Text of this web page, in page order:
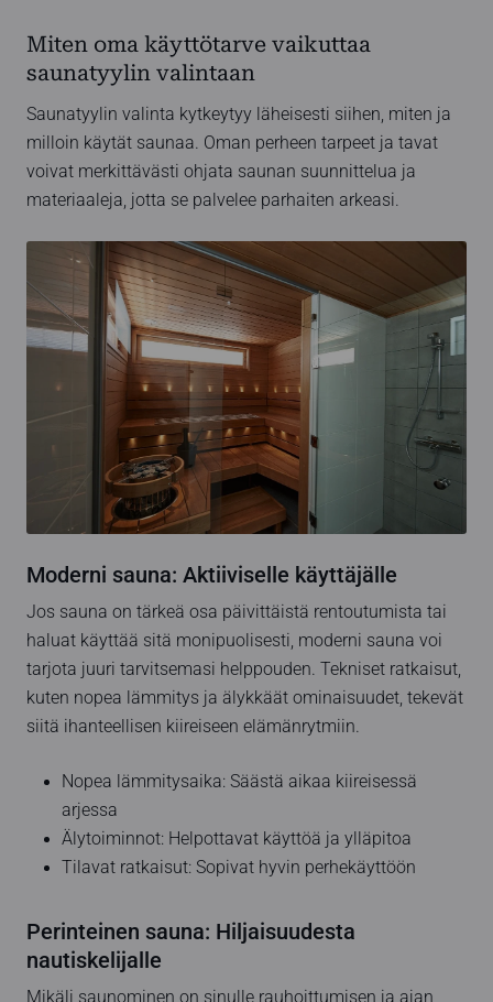
Miten oma käyttötarve vaikuttaa
saunatyylin valintaan
Saunatyylin valinta kytkeytyy läheisesti siihen, miten ja
milloin käytät saunaa. Oman perheen tarpeet ja tavat
voivat merkittävästi ohjata saunan suunnittelua ja
materiaaleja, jotta se palvelee parhaiten arkeasi.
Moderni sauna: Aktiiviselle käyttäjälle
Jos sauna on tärkeä osa päivittäistä rentoutumista tai
haluat käyttää sitä monipuolisesti, moderni sauna voi
tarjota juuri tarvitsemasi helppouden. Tekniset ratkaisut,
kuten nopea lämmitys ja älykkäät ominaisuudet, tekevät
siitä ihanteellisen kiireiseen elämänrytmiin.
Nopea lämmitysaika: Säästä aikaa kiireisessä
arjessa
Älytoiminnot: Helpottavat käyttöä ja ylläpitoa
Tilavat ratkaisut: Sopivat hyvin perhekäyttöön
Perinteinen sauna: Hiljaisuudesta
nautiskelijalle
Mikäli saunominen on sinulle rauhoittumisen ja ajan